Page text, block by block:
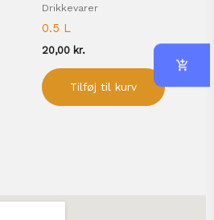
Drikkevarer
0.5 L
20,00 kr.
Tilføj til kurv